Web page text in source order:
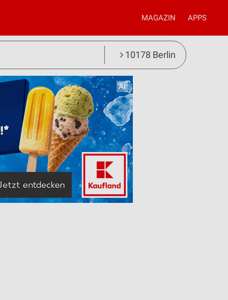
MAGAZIN APPS
10178 Berlin